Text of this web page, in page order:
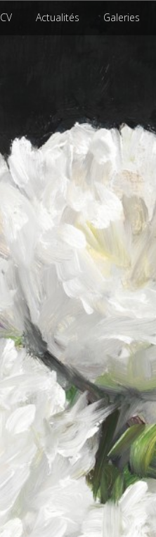
CV Actualités Galeries